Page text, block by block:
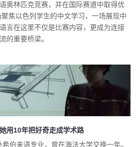
奥林匹克竞赛，并在国际赛道中取得优
焦以色列学生的中文学习，一场展现中
言在这里不仅是比赛内容，更成为连接
的重要桥梁。
用10年把好奇走成学术路
伯来语专业，曾在海法大学交换一年。